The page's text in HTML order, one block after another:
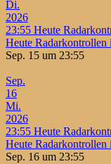
Di.
2026
23:55 Heute
Heute Radarkontrollen
Sep. 15 um 23:55
Sep.
16
Mi.
2026
23:55 Heute
Heute Radarkontrollen
Sep. 16 um 23:55